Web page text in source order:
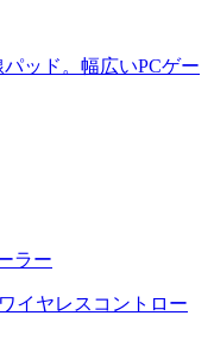
ッド。幅広いPCゲー
ラー
イヤレスコントロー